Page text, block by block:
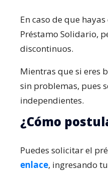
En caso de que
Préstamo Solidario,
discontinuos.
Mientras que si eres
sin problemas, pues
independientes.
¿Cómo
Puedes solicitar el
enlace, ingresando tu